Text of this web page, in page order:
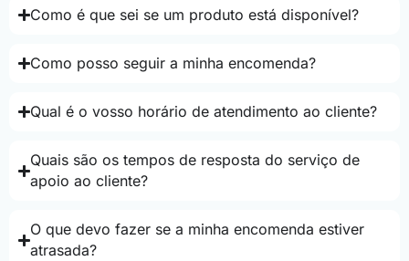
Como é que sei se um produto está disponível?
Como posso seguir a minha encomenda?
Qual é o vosso horário de atendimento ao cliente?
Quais são os tempos de resposta do serviço de
apoio ao cliente?
O que devo fazer se a minha encomenda estiver
atrasada?